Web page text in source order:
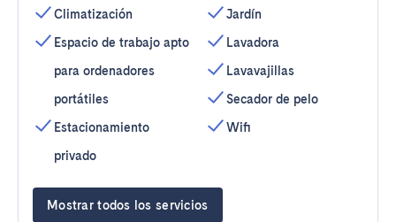
Climatización
Espacio de trabajo apto
para ordenadores
portátiles
Estacionamiento
privado
Jardín
Lavadora
Lavavajillas
Secador de pelo
Wifi
Mostrar todos los servicios